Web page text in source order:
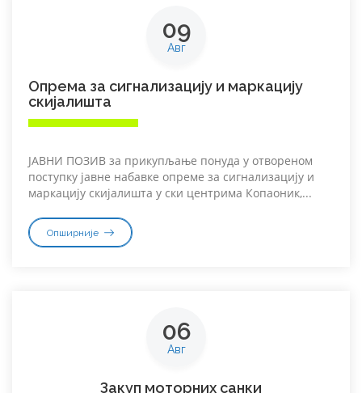
09
Авг
Опрема за сигнализацију и маркацију
скијалишта
ЈАВНИ ПОЗИВ за прикупљање понуда у отвореном
поступку јавне набавке опреме за сигнализацију и
маркацију скијалишта у ски центрима Копаоник,...
Опширније
06
Авг
Закуп моторних санки